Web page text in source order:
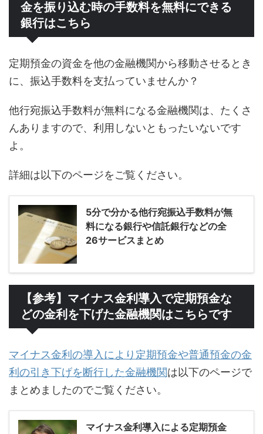
金を振り込む時の手数料を無料にできる
銀行はこちら
定期預金の資金を他の金融機関から移動させるとき
に、振込手数料を支払っていませんか？
他行宛振込手数料が無料になる金融機関は、たくさ
んありますので、利用しないともったいないです
よ。
詳細は以下のページをご覧ください。
5分で分かる他行宛振込手数料が無
料になる銀行や信託銀行などの全
26サービスまとめ
【参考】マイナス金利導入で定期預金な
どの金利を下げた金融機関はこちらです
マイナス金利の導入により定期預金や普通預金の金
利の引き下げを断行した金融機関は以下のページで
まとめましたのでご覧ください。
マイナス金利導入による定期預金